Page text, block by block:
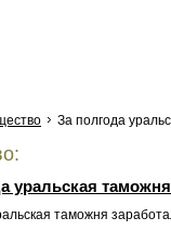
За полгода
уральская